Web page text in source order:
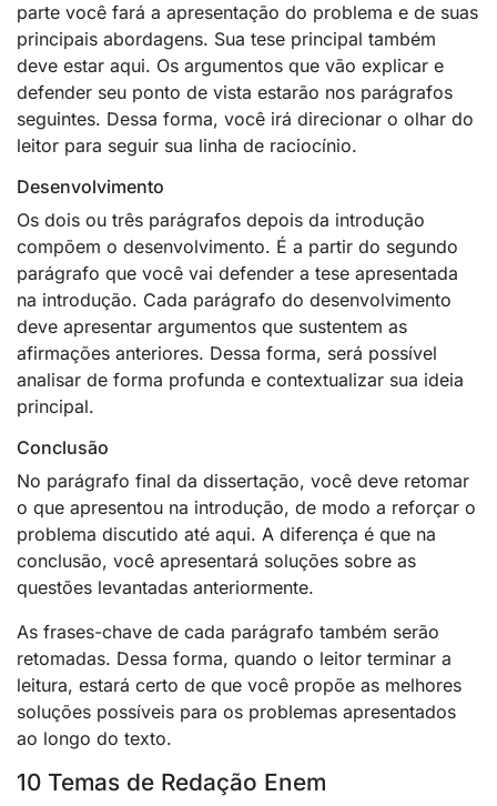
parte você fará a apresentação do problema e de suas
principais abordagens. Sua tese principal também
deve estar aqui. Os argumentos que vão explicar e
defender seu ponto de vista estarão nos parágrafos
seguintes. Dessa forma, você irá direcionar o olhar do
leitor para seguir sua linha de raciocínio.
Desenvolvimento
Os dois ou três parágrafos depois da introdução
compõem o desenvolvimento. É a partir do segundo
parágrafo que você vai defender a tese apresentada
na introdução. Cada parágrafo do desenvolvimento
deve apresentar argumentos que sustentem as
afirmações anteriores. Dessa forma, será possível
analisar de forma profunda e contextualizar sua ideia
principal.
Conclusão
No parágrafo final da dissertação, você deve retomar
o que apresentou na introdução, de modo a reforçar o
problema discutido até aqui. A diferença é que na
conclusão, você apresentará soluções sobre as
questões levantadas anteriormente.
As frases-chave de cada parágrafo também serão
retomadas. Dessa forma, quando o leitor terminar a
leitura, estará certo de que você propõe as melhores
soluções possíveis para os problemas apresentados
ao longo do texto.
10 Temas de Redação Enem